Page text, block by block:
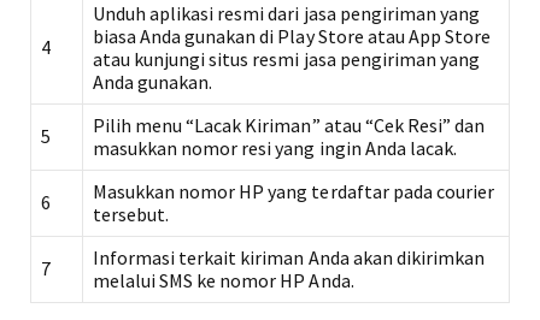
4
Unduh aplikasi resmi dari jasa pengiriman yang
biasa Anda gunakan di Play Store atau App Store
atau kunjungi situs resmi jasa pengiriman yang
Anda gunakan.
5
Pilih menu “Lacak Kiriman” atau “Cek Resi” dan
masukkan nomor resi yang ingin Anda lacak.
6
Masukkan nomor HP yang terdaftar pada courier
tersebut.
7
Informasi terkait kiriman Anda akan dikirimkan
melalui SMS ke nomor HP Anda.